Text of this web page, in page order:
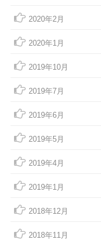
2020年2月
2020年1月
2019年10月
2019年7月
2019年6月
2019年5月
2019年4月
2019年1月
2018年12月
2018年11月